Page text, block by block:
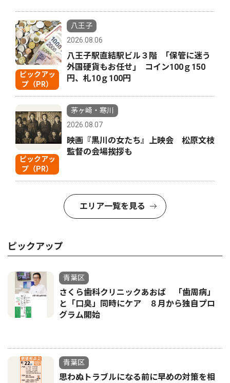
ピックアッ
プ（PR）
八王子
2026.08.06
八王子駅直結駅ビル３階 ｢保管に迷う
外国硬貨もお任せ｣ コイン100ｇ150
円、札10ｇ100円
ピックアッ
プ（PR）
茅ヶ崎・寒川
2026.08.07
映画『黒川の女たち』上映会 松原文枝
監督の会場挨拶も
エリア一覧を見る
ピックアップ
青葉区
さくら歯科クリニックあおば 「歯周病」
と「口臭」同時にケア ８月から独自プロ
グラム開始
青葉区
思わぬトラブルになる前に早めの対策を相